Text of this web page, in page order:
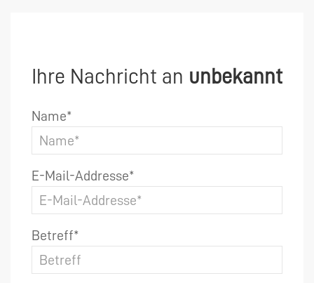
Ihre Nachricht an unbekannt
Name*
E-Mail-Addresse*
Betreff*